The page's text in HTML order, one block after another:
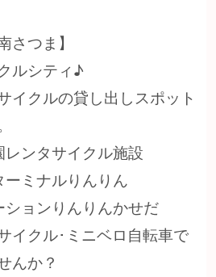
さつま】
ルシティ♪
イクルの貸し出しスポット
ンタサイクル施設
ミナルりんりん
ョンりんりんかせだ
イクル･ミニベロ自転車で
んか？